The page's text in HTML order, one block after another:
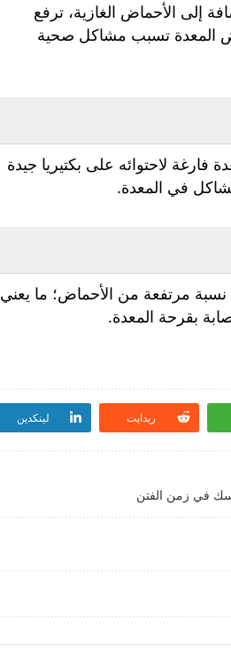
إلى الأحماض الغازية، ترفع
المعدة تسبب مشاكل صحية
لاحتوائه على بكتيريا جيدة
في المعدة.
مرتفعة من الأحماض؛ ما يعني
بقرحة المعدة.
ريدايت لينكدين
في زمن الفتن